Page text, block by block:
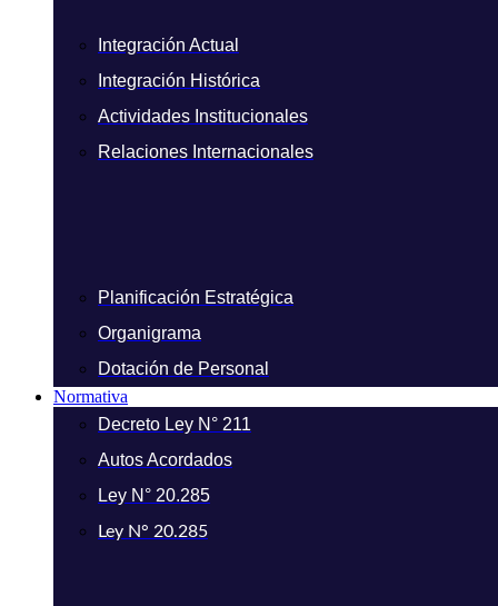
Integración Actual
Integración Histórica
Actividades Institucionales
Relaciones Internacionales
Planificación Estratégica
Organigrama
Dotación de Personal
Normativa
Decreto Ley N° 211
Autos Acordados
Ley N° 20.285
Ley N° 20.285